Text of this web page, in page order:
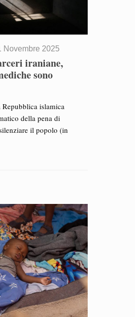
Novembre 2025
iraniane,
sono
islamica
della pena di
il popolo (in